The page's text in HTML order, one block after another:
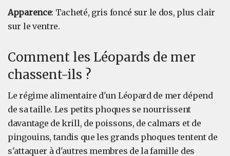
Apparence: Tacheté, gris foncé sur le dos, plus clair
sur le ventre.
Comment les Léopards de mer
chassent-ils ?
Le régime alimentaire d'un Léopard de mer dépend
de sa taille. Les petits phoques se nourrissent
davantage de krill, de poissons, de calmars et de
pingouins, tandis que les grands phoques tentent de
s'attaquer à d'autres membres de la famille des